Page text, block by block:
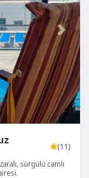
(11)
sürgülü camlı